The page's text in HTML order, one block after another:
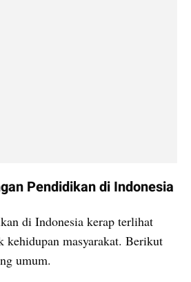
Pendidikan di Indonesia
di Indonesia kerap terlihat
kehidupan masyarakat. Berikut
umum.